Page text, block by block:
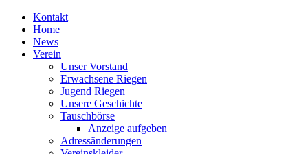
Kontakt
Home
News
Verein
Unser Vorstand
Erwachsene Riegen
Jugend Riegen
Unsere Geschichte
Tauschbörse
Anzeige aufgeben
Adressänderungen